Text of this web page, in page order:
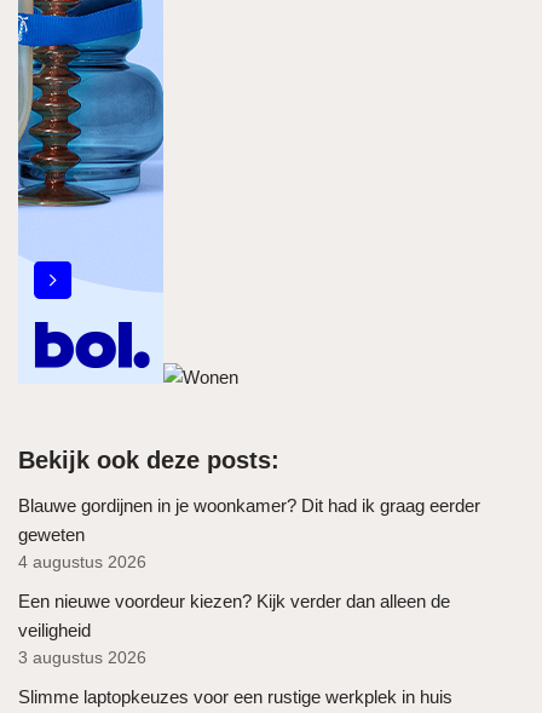
Bekijk ook deze posts:
Blauwe gordijnen in je woonkamer? Dit had ik graag eerder
geweten
4 augustus 2026
Een nieuwe voordeur kiezen? Kijk verder dan alleen de
veiligheid
3 augustus 2026
Slimme laptopkeuzes voor een rustige werkplek in huis